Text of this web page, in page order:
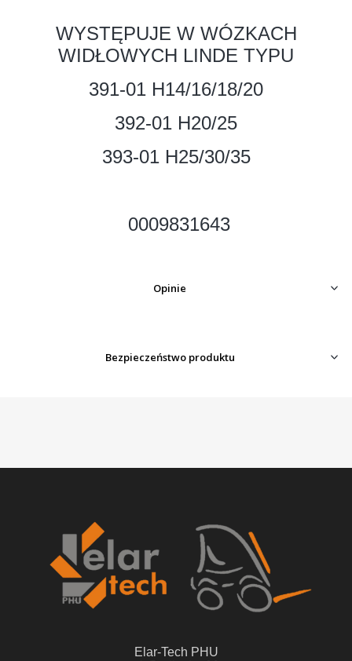
WYSTĘPUJE W WÓZKACH
WIDŁOWYCH LINDE TYPU
391-01 H14/16/18/20
392-01 H20/25
393-01 H25/30/35
0009831643
Opinie
Bezpieczeństwo produktu
Elar-Tech PHU